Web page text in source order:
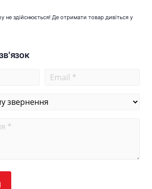
не здійснюється! Де отримати товар дивіться у